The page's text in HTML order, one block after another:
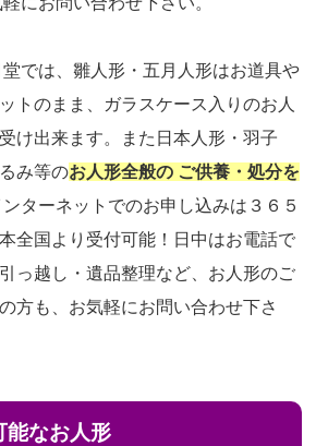
では、雛人形・五月人形はお道具や
トのまま、ガラスケース入りのお人
け出来ます。また日本人形・羽子
み等のお人形全般の ご供養・処分を
ンターネットでのお申し込みは３６５
全国より受付可能！日中はお電話で
っ越し・遺品整理など、お人形のご
方も、お気軽にお問い合わせ下さ
能なお人形